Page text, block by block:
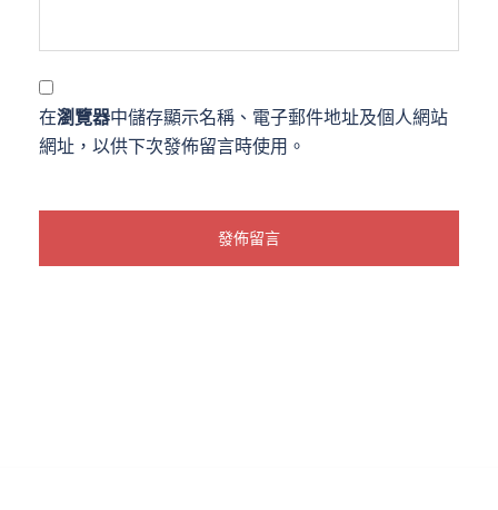
在瀏覽器中儲存顯示名稱、電子郵件地址及個人網站
網址，以供下次發佈留言時使用。